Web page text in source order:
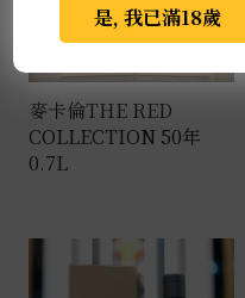
麥卡倫THE RED
COLLECTION 50年
0.7L
是, 我已滿18歲